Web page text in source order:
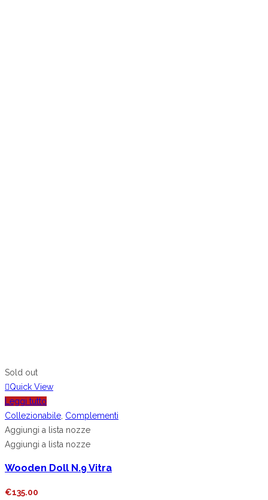
Sold out
Quick View
Leggi tutto
Collezionabile Complementi
Aggiungi a lista nozze
Aggiungi a lista nozze
Wooden Doll N.9 Vitra
€135.00